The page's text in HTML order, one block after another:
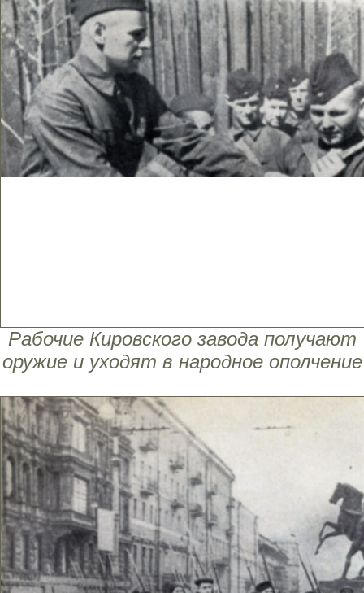
Рабочие Кировского завода получают
оружие и уходят в народное ополчение